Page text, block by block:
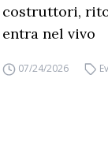
costruttori,
entra nel vivo
07/24/2026